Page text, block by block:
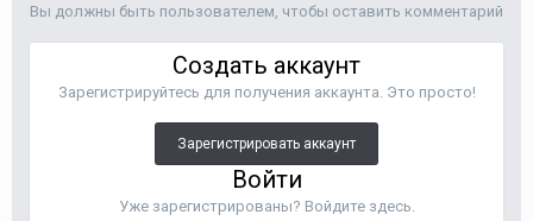
Вы должны быть пользователем, чтобы оставить комментарий
Создать аккаунт
Зарегистрируйтесь для получения аккаунта. Это просто!
Зарегистрировать аккаунт
Войти
Уже зарегистрированы? Войдите здесь.